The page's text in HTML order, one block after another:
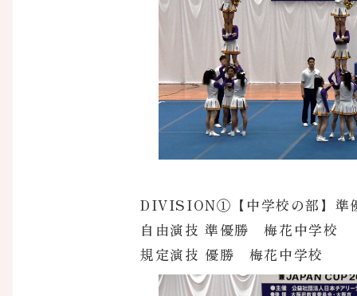
DIVISION①【中学校の部】準
自由演技 準優勝 梅花中学校
規定演技 優勝 梅花中学校